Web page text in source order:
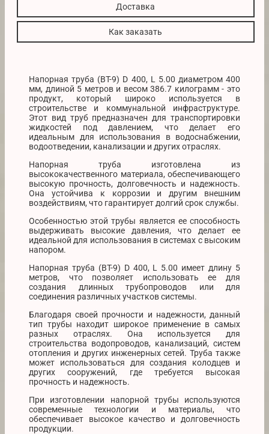
Доставка
Как заказать
Напорная труба (ВТ-9) D 400, L 5.00 диаметром 400
мм, длиной 5 метров и весом 386.7 килограмм - это
продукт, который широко используется в
строительстве и коммунальной инфраструктуре.
Этот вид труб предназначен для транспортировки
жидкостей под давлением, что делает его
идеальным для использования в водоснабжении,
водоотведении, канализации и других отраслях.
Напорная труба изготовлена из
высококачественного материала, обеспечивающего
высокую прочность, долговечность и надежность.
Она устойчива к коррозии и другим внешним
воздействиям, что гарантирует долгий срок службы.
Особенностью этой трубы является ее способность
выдерживать высокие давления, что делает ее
идеальной для использования в системах с высоким
напором.
Напорная труба (ВТ-9) D 400, L 5.00 имеет длину 5
метров, что позволяет использовать ее для
создания длинных трубопроводов или для
соединения различных участков системы.
Благодаря своей прочности и надежности, данный
тип трубы находит широкое применение в самых
разных отраслях. Она используется для
строительства водопроводов, канализаций, систем
отопления и других инженерных сетей. Труба также
может использоваться для создания колодцев и
других сооружений, где требуется высокая
прочность и надежность.
При изготовлении напорной трубы используются
современные технологии и материалы, что
обеспечивает высокое качество и долговечность
продукции.